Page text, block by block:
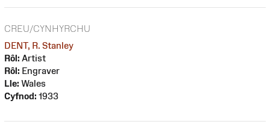
CREU/CYNHYRCHU
DENT, R. Stanley
Rôl: Artist
Rôl: Engraver
Lle: Wales
Cyfnod: 1933